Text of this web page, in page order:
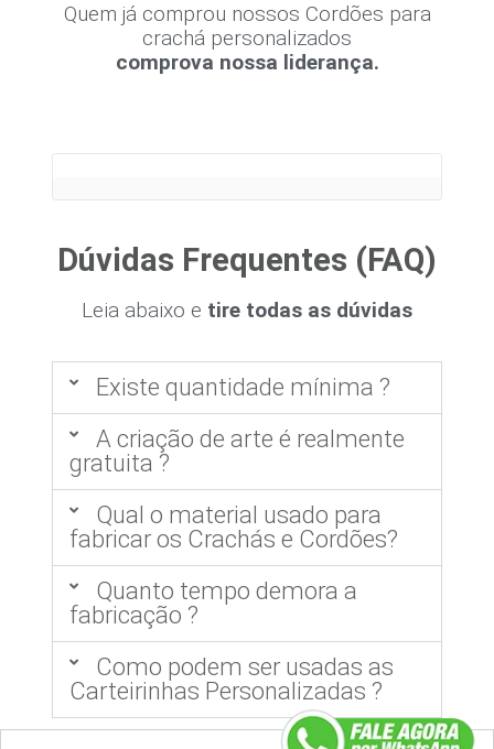
Quem já comprou nossos Cordões para
crachá personalizados
comprova nossa liderança.
Dúvidas Frequentes (FAQ)
Leia abaixo e tire todas as dúvidas
Existe quantidade mínima ?
A criação de arte é realmente
gratuita ?
Qual o material usado para
fabricar os Crachás e Cordões?
Quanto tempo demora a
fabricação ?
Como podem ser usadas as
Carteirinhas Personalizadas ?